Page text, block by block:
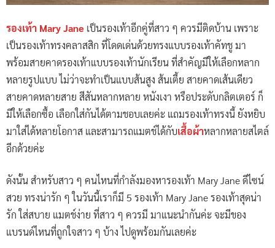
รองเท้า Mary Jane เป็นรองเท้าอีกคู่ที่สาว ๆ ควรมีติดบ้าน เพราะ
เป็นรองเท้าทรงคลาสสิก ที่โดดเด่นด้วยทรงแบบรองเท้าคัทชู มา
พร้อมสายคาดรองเท้าแบบรองเท้านักเรียน ที่สำคัญมีให้เลือกหลาก
หลายรูปแบบ ไม่ว่าจะทำเป็นแบบส้นสูง ส้นเตี้ย สายคาดเส้นเดียว
สายคาดหลายสาย สีสันหลากหลาย หนังเงา หรือประดับกลิตเตอร์ ก็
มีให้เลือกซื้อ เลือกใส่กันได้ตามชอบเลยค่ะ แถมรองเท้าทรงนี้ ยังหยิบ
มาใส่ได้หลายโอกาส และสามารถแมตช์ได้กับเสื้อผ้าหลากหลายสไตล์
อีกด้วยค่ะ
ดังนั้น สำหรับสาว ๆ คนไหนที่กำลังมองหารองเท้า Mary Jane ดีไซน์
สวย ทรงน่ารัก ๆ ในวันนี้เราก็มี 5 รองเท้า Mary Jane รองเท้าสุดน่า
รัก ใส่สบาย แมตช์ง่าย ที่สาว ๆ ควรมี มาแนะนำกันค่ะ จะมีของ
แบรนด์ไหนที่ถูกใจสาว ๆ บ้าง ไปดูพร้อมกันเลยค่ะ